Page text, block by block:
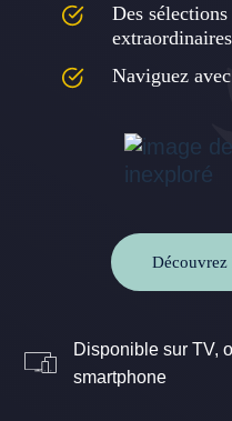
Des
extraordinaires
Naviguez
Disponible sur TV,
smartphone